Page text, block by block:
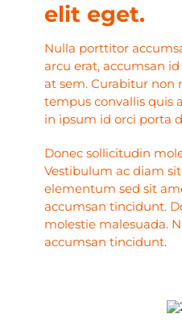
elit eget.
Nulla porttitor
arcu erat, accumsan
at sem. Curabitur non
tempus convallis quis
in ipsum id orci porta
Donec sollicitudin
Vestibulum ac diam
elementum sed sit
accumsan tincidunt.
molestie malesuada.
accumsan tincidunt.